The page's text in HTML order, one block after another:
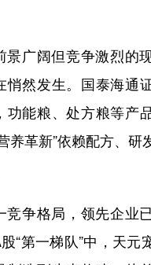
广阔但竞争激烈的
悄然发生。国泰海通
功能粮、处方粮等产
养革新”依赖配方、
争格局，领先企业
“第一梯队”中，天元